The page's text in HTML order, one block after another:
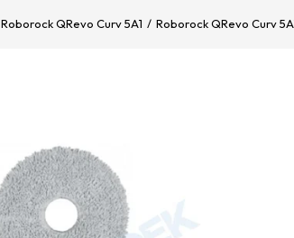
Roborock QRevo Curv 5A1 Roborock QRevo Curv